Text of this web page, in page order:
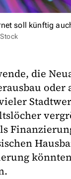
soll künftig
die